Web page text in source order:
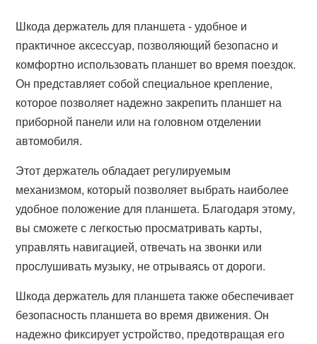
Шкода держатель для планшета - удобное и
практичное аксессуар, позволяющий безопасно и
комфортно использовать планшет во время поездок.
Он представляет собой специальное крепление,
которое позволяет надежно закрепить планшет на
приборной панели или на головном отделении
автомобиля.
Этот держатель обладает регулируемым
механизмом, который позволяет выбрать наиболее
удобное положение для планшета. Благодаря этому,
вы сможете с легкостью просматривать карты,
управлять навигацией, отвечать на звонки или
прослушивать музыку, не отрываясь от дороги.
Шкода держатель для планшета также обеспечивает
безопасность планшета во время движения. Он
надежно фиксирует устройство, предотвращая его